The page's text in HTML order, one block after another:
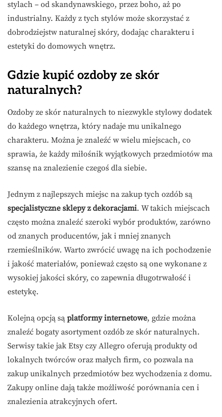
stylach – od skandynawskiego, przez boho, aż po
industrialny. Każdy z tych stylów może skorzystać z
dobrodziejstw naturalnej skóry, dodając charakteru i
estetyki do domowych wnętrz.
Gdzie kupić ozdoby ze skór
naturalnych?
Ozdoby ze skór naturalnych to niezwykle stylowy dodatek
do każdego wnętrza, który nadaje mu unikalnego
charakteru. Można je znaleźć w wielu miejscach, co
sprawia, że każdy miłośnik wyjątkowych przedmiotów ma
szansę na znalezienie czegoś dla siebie.
Jednym z najlepszych miejsc na zakup tych ozdób są
specjalistyczne sklepy z dekoracjami. W takich miejscach
często można znaleźć szeroki wybór produktów, zarówno
od znanych producentów, jak i mniej znanych
rzemieślników. Warto zwrócić uwagę na ich pochodzenie
i jakość materiałów, ponieważ często są one wykonane z
wysokiej jakości skóry, co zapewnia długotrwałość i
estetykę.
Kolejną opcją są platformy internetowe, gdzie można
znaleźć bogaty asortyment ozdób ze skór naturalnych.
Serwisy takie jak Etsy czy Allegro oferują produkty od
lokalnych twórców oraz małych firm, co pozwala na
zakup unikalnych przedmiotów bez wychodzenia z domu.
Zakupy online dają także możliwość porównania cen i
znalezienia atrakcyjnych ofert.